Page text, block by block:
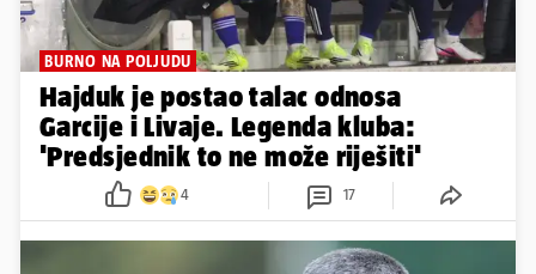
BURNO NA POLJUDU
Hajduk je postao talac odnosa
Garcije i Livaje. Legenda kluba:
'Predsjednik to ne može riješiti'
4 17